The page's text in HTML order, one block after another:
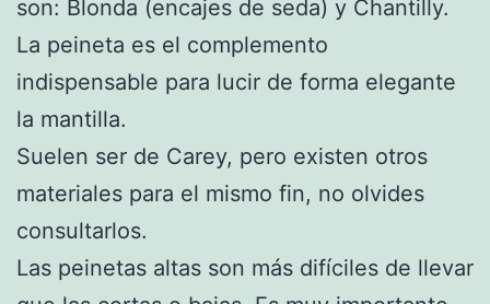
son: Blonda (encajes de seda) y Chantilly.
La peineta es el complemento
indispensable para lucir de forma elegante
la mantilla.
Suelen ser de Carey, pero existen otros
materiales para el mismo fin, no olvides
consultarlos.
Las peinetas altas son más difíciles de llevar